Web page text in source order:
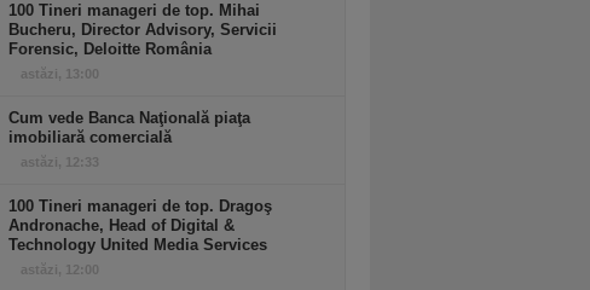
100 Tineri manageri de top. Mihai
Bucheru, Director Advisory, Servicii
Forensic, Deloitte România
astăzi, 13:00
Cum vede Banca Naţională piaţa
imobiliară comercială
astăzi, 12:33
100 Tineri manageri de top. Dragoş
Andronache, Head of Digital &
Technology United Media Services
astăzi, 12:00